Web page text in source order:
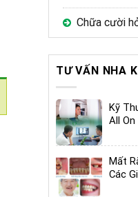
Chữa cười
TƯ VẤN NHA
Kỹ
All On
Mất
Các